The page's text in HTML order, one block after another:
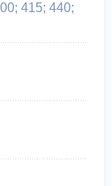
415; 440;